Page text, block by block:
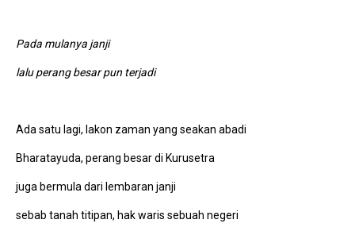
Pada mulanya janji
lalu perang besar pun terjadi
Ada satu lagi, lakon zaman yang seakan abadi
Bharatayuda, perang besar di Kurusetra
juga bermula dari lembaran janji
sebab tanah titipan, hak waris sebuah negeri